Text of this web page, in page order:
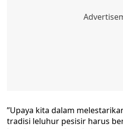
​”Upaya kita dalam
tradisi leluhur pesisir harus